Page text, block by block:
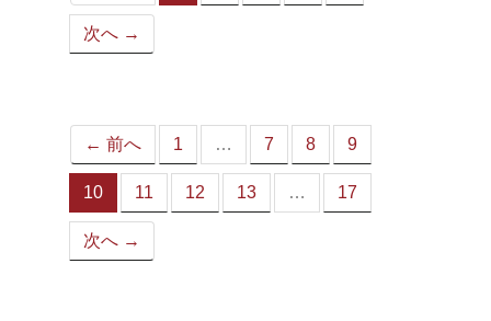
次へ →
← 前へ 1 … 7 8 9
10
（こ
の
ペ
11 12 13 … 17
次へ →